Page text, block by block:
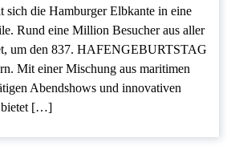
sich die Hamburger Elbkante in eine
Rund eine Million Besucher aus aller
um den 837. HAFENGEBURTSTAG
Mit einer Mischung aus maritimen
Abendshows und innovativen
bietet […]